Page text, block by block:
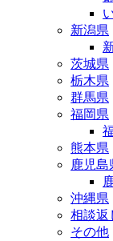
新潟県
茨城県
栃木県
群馬県
福岡県
熊本県
鹿児島
沖縄県
相談返
その他